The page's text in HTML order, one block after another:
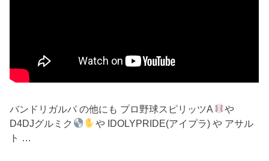
バンドリガルパ の他にも プロ野球スピリッツA
や
D4DJグルミク
や IDOLYPRIDE(アイプラ) や アサル
ト …